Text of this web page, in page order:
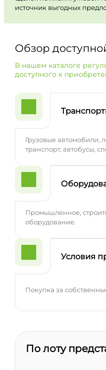
источник выгодных
Обзор
В нашем каталоге
доступного к
Грузовые автомобили,
транспорт, автобусы,
Промышленное,
оборудование.
Условия
Покупка за
По лоту